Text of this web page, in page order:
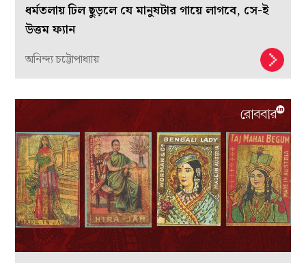
ধর্মতলায় ঢিল ছুড়লে যে মানুষটার গায়ে লাগবে, সে-ই
উত্তম ফ্যান
অনিন্দ্য চট্টোপাধ্যায়